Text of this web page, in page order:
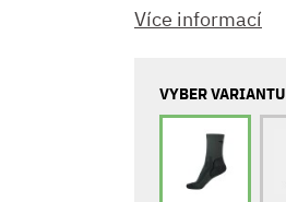
Více informací
VYBER VARIANTU